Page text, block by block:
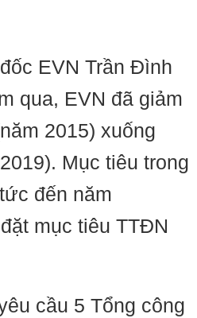
EVN Trần Đình
qua, EVN đã giảm
2015) xuống
Mục tiêu trong
đến năm
mục tiêu TTĐN
cầu 5 Tổng công